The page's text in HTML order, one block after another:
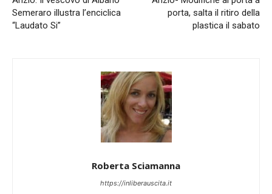
Semeraro illustra l’enciclica
“Laudato Si”
porta, salta il ritiro della
plastica il sabato
Roberta Sciamanna
https://inliberauscita.it